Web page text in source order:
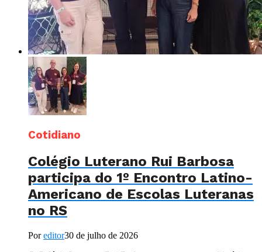
Cotidiano
Colégio Luterano Rui Barbosa
participa do 1º Encontro Latino-
Americano de Escolas Luteranas
no RS
Poreditor30 de julho de 2026